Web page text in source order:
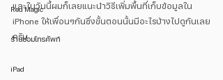
Red Magic
ร้านซ่อมโทรศัพท์
iPad
และในวันนี้ผมก็เลยแนะนำวิธีเพิ่มพื้นที่เก็บข้อมูลใน
iPhone ให้เพื่อนๆกันซึ่งขั้นตอนนั้นมีอะไรบ้างไปดูกันเลย
ครับ